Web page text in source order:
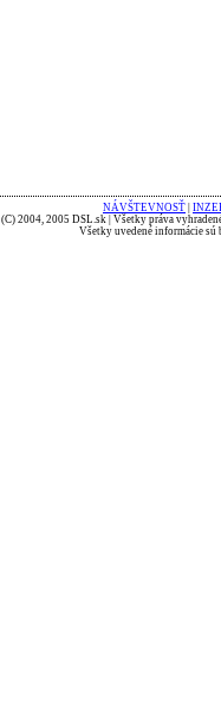
NÁVŠTEVNOSŤ
(C) 2004, 2005 DSL.sk | Všetky práva
Všetky uvedené informácie sú